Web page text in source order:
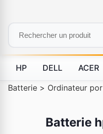
HP DELL ACER
Batterie > Ordinateur
Batterie